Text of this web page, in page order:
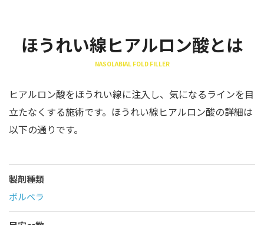
ほうれい線ヒアルロン酸とは
NASOLABIAL FOLD FILLER
ヒアルロン酸をほうれい線に注入し、気になるラインを目
立たなくする施術です。ほうれい線ヒアルロン酸の詳細は
以下の通りです。
製剤種類
ボルベラ